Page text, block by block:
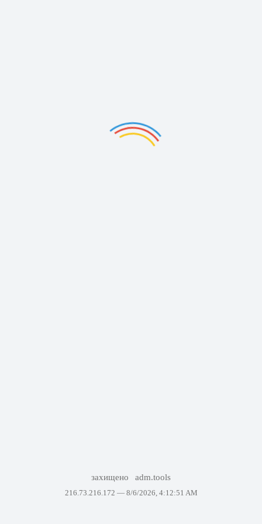
захищено adm.tools
216.73.216.172 — 8/6/2026, 4:12:51 AM